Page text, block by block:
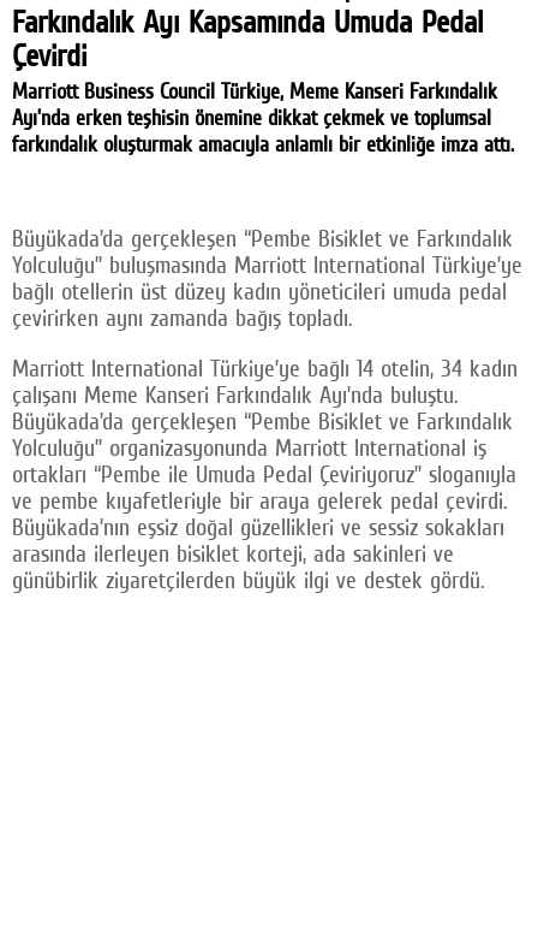
Facebook
Google Plus
Farkındalık Ayı Kapsamında Umuda Pedal
Çevirdi
Marriott Business Council Türkiye, Meme Kanseri Farkındalık
Ayı’nda erken teşhisin önemine dikkat çekmek ve toplumsal
farkındalık oluşturmak amacıyla anlamlı bir etkinliğe imza attı.
Büyükada’da gerçekleşen “Pembe Bisiklet ve Farkındalık
Yolculuğu” buluşmasında Marriott International Türkiye’ye
bağlı otellerin üst düzey kadın yöneticileri umuda pedal
çevirirken aynı zamanda bağış topladı.
Marriott International Türkiye’ye bağlı 14 otelin, 34 kadın
çalışanı Meme Kanseri Farkındalık Ayı’nda buluştu.
Büyükada’da gerçekleşen “Pembe Bisiklet ve Farkındalık
Yolculuğu” organizasyonunda Marriott International iş
ortakları “Pembe ile Umuda Pedal Çeviriyoruz” sloganıyla
ve pembe kıyafetleriyle bir araya gelerek pedal çevirdi.
Büyükada’nın eşsiz doğal güzellikleri ve sessiz sokakları
arasında ilerleyen bisiklet korteji, ada sakinleri ve
günübirlik ziyaretçilerden büyük ilgi ve destek gördü.